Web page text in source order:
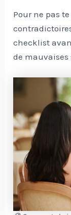
Pour ne pas
checklist
de mauvaises